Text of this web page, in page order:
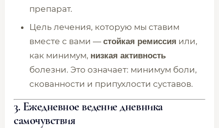
препарат.
Цель лечения, которую мы ставим
вместе с вами — стойкая ремиссия или,
как минимум, низкая активность
болезни. Это означает: минимум боли,
скованности и припухлости суставов.
3. Ежедневное ведение дневника
самочувствия